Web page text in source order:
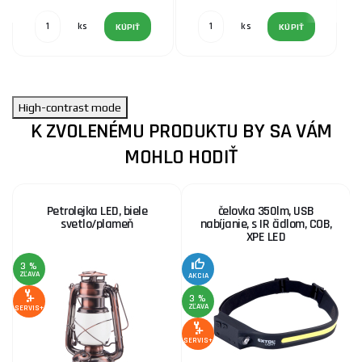
ks KÚPIŤ ks KÚPIŤ
High-contrast mode
K ZVOLENÉMU PRODUKTU BY SA VÁM
MOHLO HODIŤ
Petrolejka LED, biele
svetlo/plameň
3 %
ZĽAVA
SERVIS+
čelovka 350lm, USB
nabíjanie, s IR čidlom, COB,
XPE LED
AKCIA
3 %
ZĽAVA
SERVIS+